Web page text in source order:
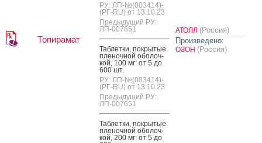
Топирамат
РУ: ЛП-№(003414)-
(РГ-RU) от 13.10.23
Предыдущий РУ:
ЛП-007651
Таб­летки, пок­ры­тые
пле­ноч­ной обо­лоч­
кой, 100 мг: от 5 до
600 шт.
РУ: ЛП-№(003414)-
(РГ-RU) от 13.10.23
Предыдущий РУ:
ЛП-007651
Таб­летки, пок­ры­тые
пле­ноч­ной обо­лоч­
кой, 200 мг: от 5 до
АТОЛЛ (Россия)
Произведено:
ОЗОН (Россия)